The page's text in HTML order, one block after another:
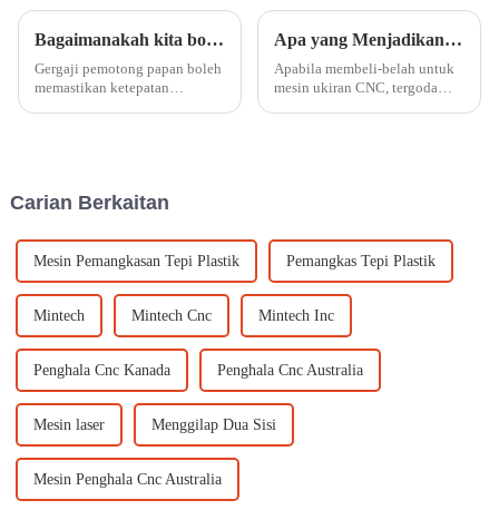
Bagaimanakah kita boleh menggunakan gergaji pemotong papan?
Gergaji pemotong papan boleh
memastikan ketepatan
pelbagai teknologi
Apa yang Menjadikan Mesin Ukiran CNC Benar-Benar Kos Berkesan?
Apabila membeli-belah untuk
mesin ukiran CNC, tergoda
Carian Berkaitan
Mesin Pemangkasan Tepi Plastik Pemangkas Tepi Plastik
Mintech Mintech Cnc Mintech Inc
Penghala Cnc Kanada Penghala Cnc Australia
Mesin laser Menggilap Dua Sisi
Mesin Penghala Cnc Australia